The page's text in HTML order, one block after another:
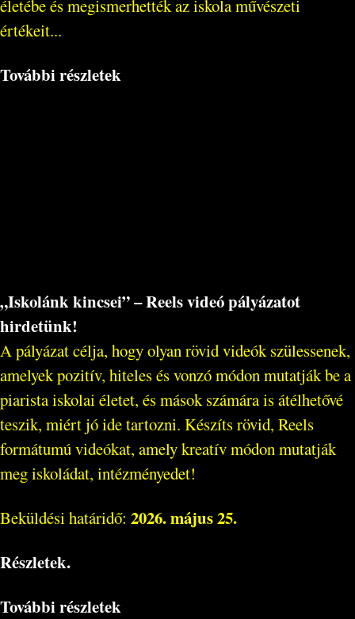
életébe és megismerhették az iskola művészeti
értékeit...
További részletek
„Iskolánk kincsei” – Reels videó pályázatot
hirdetünk!
A pályázat célja, hogy olyan rövid videók szülessenek,
amelyek pozitív, hiteles és vonzó módon mutatják be a
piarista iskolai életet, és mások számára is átélhetővé
teszik, miért jó ide tartozni. Készíts rövid, Reels
formátumú videókat, amely kreatív módon mutatják
meg iskoládat, intézményedet!
Beküldési határidő: 2026. május 25.
Részletek.
További részletek